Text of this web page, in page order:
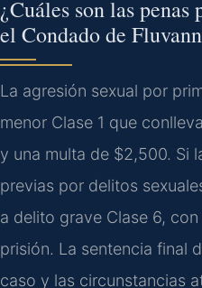
¿Cuáles son las
el Condado de
La agresión sexual por
menor Clase 1 que
y una multa de $2,500. Si
previas por delitos
a delito grave Clase 6,
prisión. La sentencia final
caso y las circunstancias